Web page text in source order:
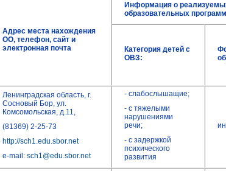
Адрес места нахождения
ОО, телефон, сайт и
электронная почта
Информация о
образовательных
Категория детей с
ОВЗ:
Ленинградская область, г.
Сосновый Бор, ул.
Комсомольская, д.11,
(81369) 2-25-73
http://sch1.edu.sbor.net
e-mail: sch1@edu.sbor.net
- слабослышащие;
- с тяжелыми
нарушениями
речи;
- с задержкой
психического
развития